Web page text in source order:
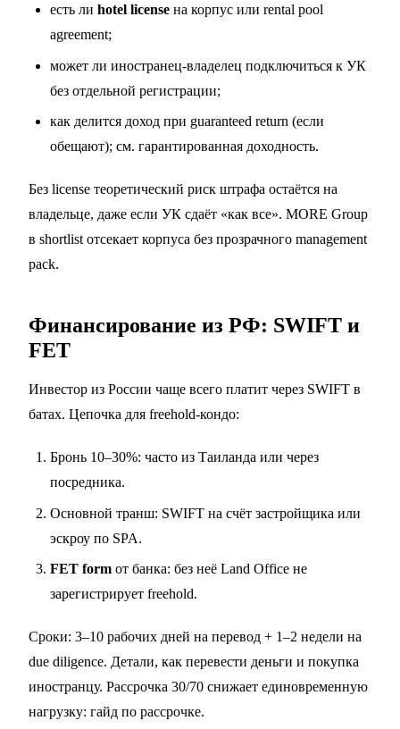
есть ли hotel license на корпус или rental pool
agreement;
может ли иностранец-владелец подключиться к УК
без отдельной регистрации;
как делится доход при guaranteed return (если
обещают); см. гарантированная доходность.
Без license теоретический риск штрафа остаётся на
владельце, даже если УК сдаёт «как все». MORE Group
в shortlist отсекает корпуса без прозрачного management
pack.
Финансирование из РФ: SWIFT и
FET
Инвестор из России чаще всего платит через SWIFT в
батах. Цепочка для freehold-кондо:
Бронь 10–30%: часто из Таиланда или через
посредника.
Основной транш: SWIFT на счёт застройщика или
эскроу по SPA.
FET form от банка: без неё Land Office не
зарегистрирует freehold.
Сроки: 3–10 рабочих дней на перевод + 1–2 недели на
due diligence. Детали, как перевести деньги и покупка
иностранцу. Рассрочка 30/70 снижает единовременную
нагрузку: гайд по рассрочке.